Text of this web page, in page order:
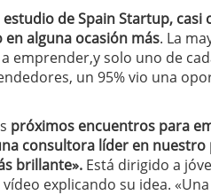
estudio de Spain Startup,
alguna ocasión más. La
emprender,y solo uno de
un 95% vio una
próximos encuentros para
consultora líder en nuestro
brillante». Está dirigido a
explicando su idea.